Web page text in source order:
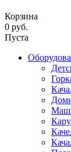
Корзина
0 руб.
Пуста